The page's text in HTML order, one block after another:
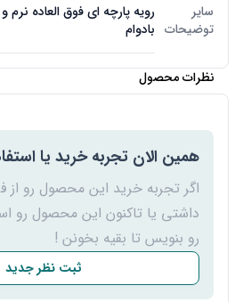
سایر
توضیحات
رویه پارچه ای فوق العاده
بادوام
نظرات محصول
همین الان تجربه خرید یا
اگر تجربه خرید این محصول رو از
داشتی یا تاکنون این محصول رو
رو بنویس تا بقیه بخونن !
ثبت نظر جدید